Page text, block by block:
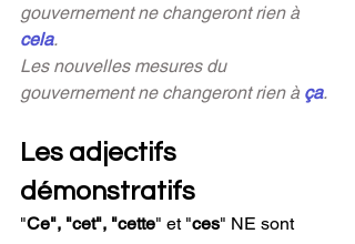
gouvernement ne changeront rien à
cela.
Les nouvelles mesures du
gouvernement ne changeront rien à ça.
Les adjectifs
démonstratifs
"Ce", "cet", "cette" et "ces" NE sont